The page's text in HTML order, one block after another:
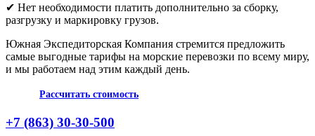
✔ Нет необходимости платить дополнительно за сборку,
разгрузку и маркировку грузов.
Южная Экспедиторская Компания стремится предложить
самые выгодные тарифы на морские перевозки по всему миру,
и мы работаем над этим каждый день.
Рассчитать стоимость
+7 (863) 30-30-500